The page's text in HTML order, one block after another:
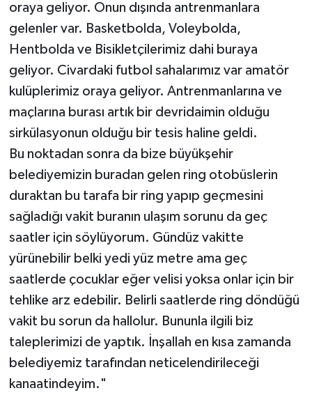
oraya geliyor. Onun dışında antrenmanlara
gelenler var. Basketbolda, Voleybolda,
Hentbolda ve Bisikletçilerimiz dahi buraya
geliyor. Civardaki futbol sahalarımız var amatör
kulüplerimiz oraya geliyor. Antrenmanlarına ve
maçlarına burası artık bir devridaimin olduğu
sirkülasyonun olduğu bir tesis haline geldi.
Bu noktadan sonra da bize büyükşehir
belediyemizin buradan gelen ring otobüslerin
duraktan bu tarafa bir ring yapıp geçmesini
sağladığı vakit buranın ulaşım sorunu da geç
saatler için söylüyorum. Gündüz vakitte
yürünebilir belki yedi yüz metre ama geç
saatlerde çocuklar eğer velisi yoksa onlar için bir
tehlike arz edebilir. Belirli saatlerde ring döndüğü
vakit bu sorun da hallolur. Bununla ilgili biz
taleplerimizi de yaptık. İnşallah en kısa zamanda
belediyemiz tarafından neticelendirileceği
kanaatindeyim."